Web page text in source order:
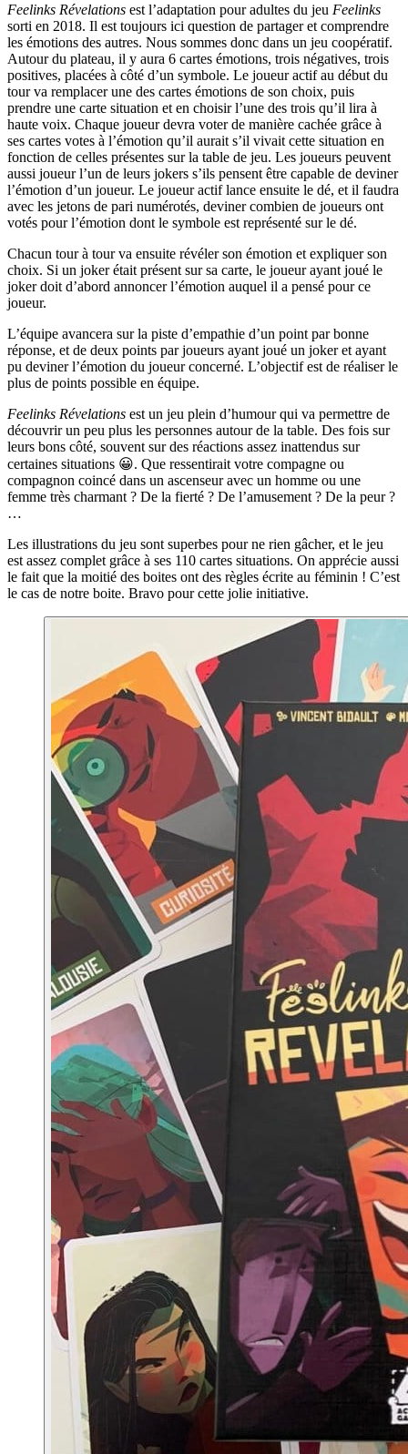
Feelinks Révelations est l’adaptation pour adultes du jeu Feelinks
sorti en 2018. Il est toujours ici question de partager et comprendre
les émotions des autres. Nous sommes donc dans un jeu coopératif.
Autour du plateau, il y aura 6 cartes émotions, trois négatives, trois
positives, placées à côté d’un symbole. Le joueur actif au début du
tour va remplacer une des cartes émotions de son choix, puis
prendre une carte situation et en choisir l’une des trois qu’il lira à
haute voix. Chaque joueur devra voter de manière cachée grâce à
ses cartes votes à l’émotion qu’il aurait s’il vivait cette situation en
fonction de celles présentes sur la table de jeu. Les joueurs peuvent
aussi joueur l’un de leurs jokers s’ils pensent être capable de deviner
l’émotion d’un joueur. Le joueur actif lance ensuite le dé, et il faudra
avec les jetons de pari numérotés, deviner combien de joueurs ont
votés pour l’émotion dont le symbole est représenté sur le dé.
Chacun tour à tour va ensuite révéler son émotion et expliquer son
choix. Si un joker était présent sur sa carte, le joueur ayant joué le
joker doit d’abord annoncer l’émotion auquel il a pensé pour ce
joueur.
L’équipe avancera sur la piste d’empathie d’un point par bonne
réponse, et de deux points par joueurs ayant joué un joker et ayant
pu deviner l’émotion du joueur concerné. L’objectif est de réaliser le
plus de points possible en équipe.
Feelinks Révelations est un jeu plein d’humour qui va permettre de
découvrir un peu plus les personnes autour de la table. Des fois sur
leurs bons côté, souvent sur des réactions assez inattendus sur
certaines situations 😀. Que ressentirait votre compagne ou
compagnon coincé dans un ascenseur avec un homme ou une
femme très charmant ? De la fierté ? De l’amusement ? De la peur ?
…
Les illustrations du jeu sont superbes pour ne rien gâcher, et le jeu
est assez complet grâce à ses 110 cartes situations. On apprécie aussi
le fait que la moitié des boites ont des règles écrite au féminin ! C’est
le cas de notre boite. Bravo pour cette jolie initiative.